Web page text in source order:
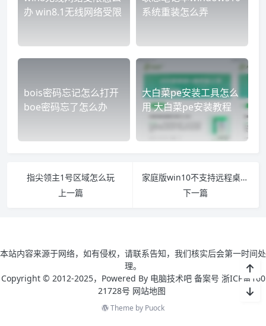
办 win8.1无线网络受限
系统重装怎么弄
bois密码忘记怎么打开
boe密码忘了怎么办
大白菜pe安装工具怎么
用 大白菜pe安装教程
指尖领主1号区域怎么玩
上一篇
家庭版win10不支持远程桌面怎么办 为什么我的家庭版win10不支持远程桌面
下一篇
本站内容来源于网络，如有侵权，请联系告知，我们核实后会第一时间处
理。
Copyright © 2012-2025，Powered By 电脑技术吧 备案号 浙ICP备160
21728号 网站地图
Theme by Puock